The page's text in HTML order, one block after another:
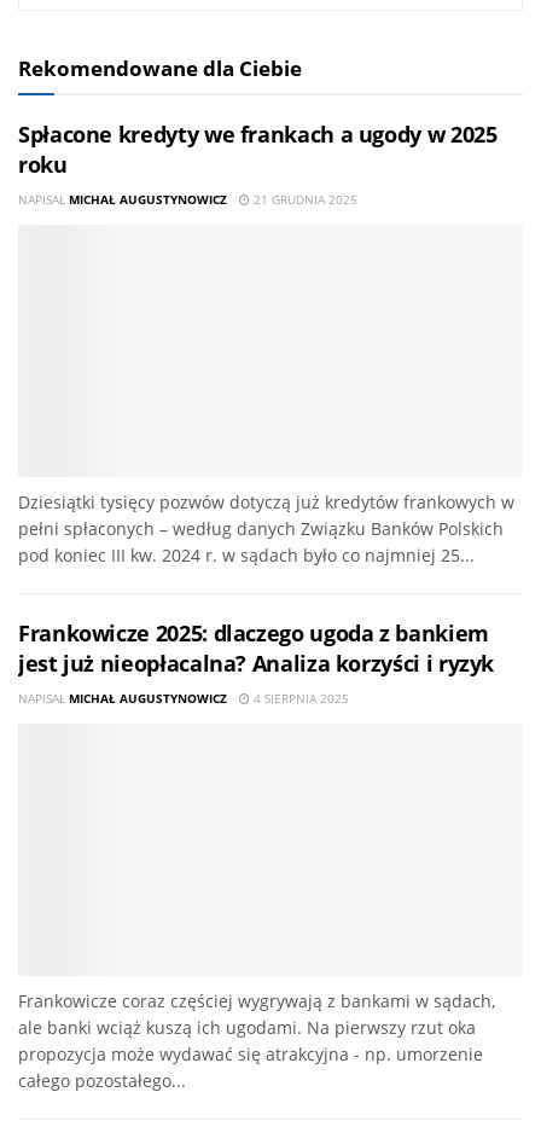
Rekomendowane dla Ciebie
Spłacone kredyty we frankach a ugody w 2025
roku
NAPISAŁ MICHAŁ AUGUSTYNOWICZ 21 GRUDNIA 2025
Dziesiątki tysięcy pozwów dotyczą już kredytów frankowych w
pełni spłaconych – według danych Związku Banków Polskich
pod koniec III kw. 2024 r. w sądach było co najmniej 25...
Frankowicze 2025: dlaczego ugoda z bankiem
jest już nieopłacalna? Analiza korzyści i ryzyk
NAPISAŁ MICHAŁ AUGUSTYNOWICZ 4 SIERPNIA 2025
Frankowicze coraz częściej wygrywają z bankami w sądach,
ale banki wciąż kuszą ich ugodami. Na pierwszy rzut oka
propozycja może wydawać się atrakcyjna - np. umorzenie
całego pozostałego...